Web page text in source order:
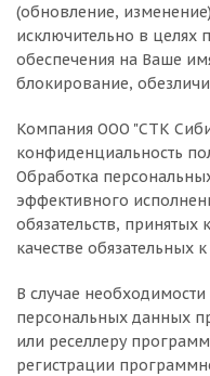
(обновление,
исключительно в
обеспечения на Ваше
блокирование,
Компания ООО "СТК
конфиденциальность
Обработка
эффективного
обязательств,
качестве обязательных
В случае
персональных данных
или реселлеру
регистрации